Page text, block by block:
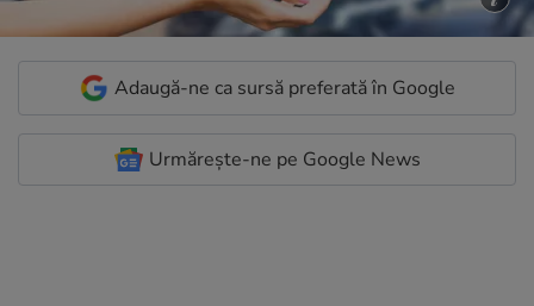
Adaugă-ne ca sursă preferată în Google
Urmărește-ne pe Google News